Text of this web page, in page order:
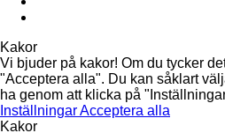
Kakor
Vi bjuder på kakor! Om du tycker
"Acceptera alla". Du kan såklart
ha genom att klicka på
InställningarAcceptera alla
Kakor